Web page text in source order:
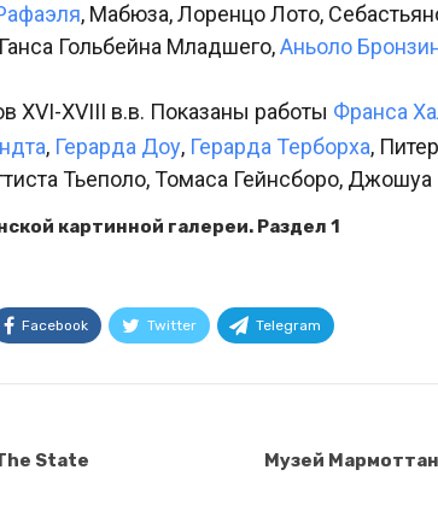
, Мабюза, Лоренцо Лото,
Гольбейна Младшего,Аньоло
XVI-XVIII в.в. Показаны работы Франса
, Герарда Доу, Герарда Терборха,
Тьеполо, Томаса Гейнсборо,
картинной галереи. Раздел 1
Facebook Twitter Telegram
State
Музей